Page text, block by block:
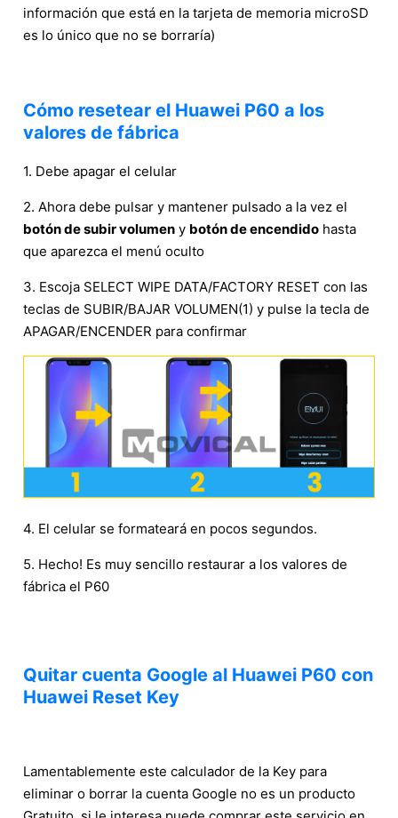
información que está en la tarjeta de memoria microSD
es lo único que no se borraría)
Cómo resetear el Huawei P60 a los
valores de fábrica
1. Debe apagar el celular
2. Ahora debe pulsar y mantener pulsado a la vez el
botón de subir volumen y botón de encendido hasta
que aparezca el menú oculto
3. Escoja SELECT WIPE DATA/FACTORY RESET con las
teclas de SUBIR/BAJAR VOLUMEN(1) y pulse la tecla de
APAGAR/ENCENDER para confirmar
4. El celular se formateará en pocos segundos.
5. Hecho! Es muy sencillo restaurar a los valores de
fábrica el P60
Quitar cuenta Google al Huawei P60 con
Huawei Reset Key
Lamentablemente este calculador de la Key para
eliminar o borrar la cuenta Google no es un producto